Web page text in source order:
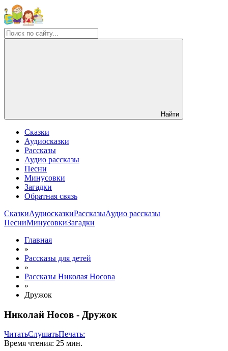
Найти
Сказки
Аудиосказки
Рассказы
Аудио рассказы
Песни
Минусовки
Загадки
Обратная связь
СказкиАудиосказкиРассказыАудио рассказы
ПесниМинусовкиЗагадки
Главная
»
Рассказы для детей
»
Рассказы Николая Носова
»
Дружок
Николай Носов - Дружок
ЧитатьСлушатьПечать:
Время чтения: 25 мин.